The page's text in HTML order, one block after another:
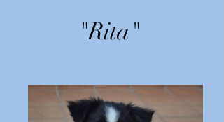
"Rita"